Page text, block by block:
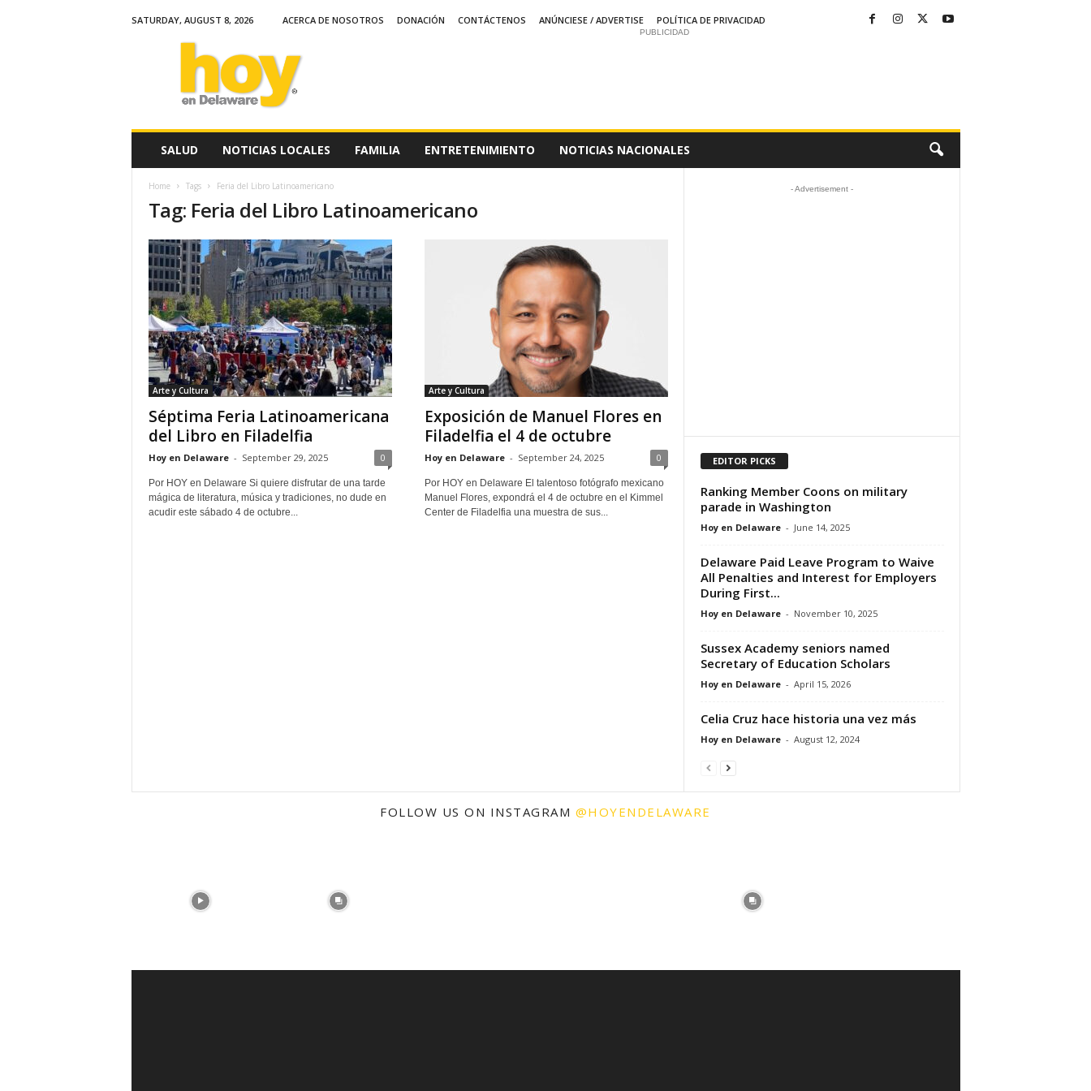
SATURDAY, AUGUST 8, 2026 ACERCA DE NOSOTROS DONACIÓN CONTÁCTENOS ANÚNCIESE / ADVERTISE
POLÍTICA DE PRIVACIDAD
PUBLICIDAD
SALUD NOTICIAS LOCALES FAMILIA ENTRETENIMIENTO NOTICIAS NACIONALES
Home Tags Feria del Libro Latinoamericano
Tag: Feria del Libro Latinoamericano
Arte y Cultura
Séptima Feria Latinoamericana
del Libro en Filadelfia
Hoy en Delaware - September 29, 2025 0
Por HOY en Delaware Si quiere disfrutar de una tarde
mágica de literatura, música y tradiciones, no dude en
acudir este sábado 4 de octubre...
Arte y Cultura
Exposición de Manuel Flores en
Filadelfia el 4 de octubre
Hoy en Delaware - September 24, 2025 0
Por HOY en Delaware El talentoso fotógrafo mexicano
Manuel Flores, expondrá el 4 de octubre en el Kimmel
Center de Filadelfia una muestra de sus...
- Advertisement -
EDITOR PICKS
Ranking Member Coons on military
parade in Washington
Hoy en Delaware - June 14, 2025
Delaware Paid Leave Program to Waive
All Penalties and Interest for Employers
During First...
Hoy en Delaware - November 10, 2025
Sussex Academy seniors named
Secretary of Education Scholars
Hoy en Delaware - April 15, 2026
Celia Cruz hace historia una vez más
Hoy en Delaware - August 12, 2024
FOLLOW US ON INSTAGRAM @HOYENDELAWARE